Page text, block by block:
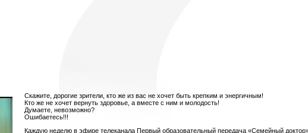
Скажите, дорогие зрители, кто же из вас не хочет быть крепким и энергичным!
Кто же не хочет вернуть здоровье, а вместе с ним и молодость!
Думаете, невозможно?
Ошибаетесь!!!
Каждую неделю в эфире телеканала Первый образовательный передача «Семейный